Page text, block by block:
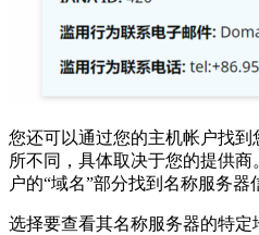
您还可以通过您的主机帐户找
所不同，具体取决于您的提供
户的“域名”部分找到名称服务器
选择要查看其名称服务器的特定